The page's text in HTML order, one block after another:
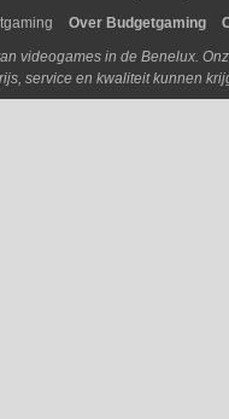
Over Budgetgaming
videogames in de Benelux.
service en kwaliteit kunnen